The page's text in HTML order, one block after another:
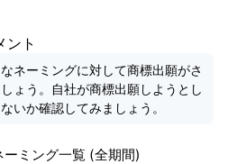
ント
ネーミングに対して商標出願がさ
ょう。自社が商標出願しようとし
いか確認してみましょう。
ミング一覧 (全期間)